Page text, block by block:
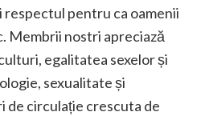
pentru ca oamenii
Membrii nostri apreciază
egalitatea sexelor și
sexualitate și
de circulație crescuta de